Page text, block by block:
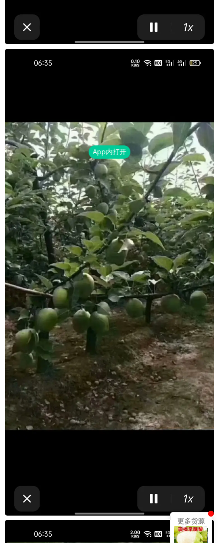
更多货源
App内打开